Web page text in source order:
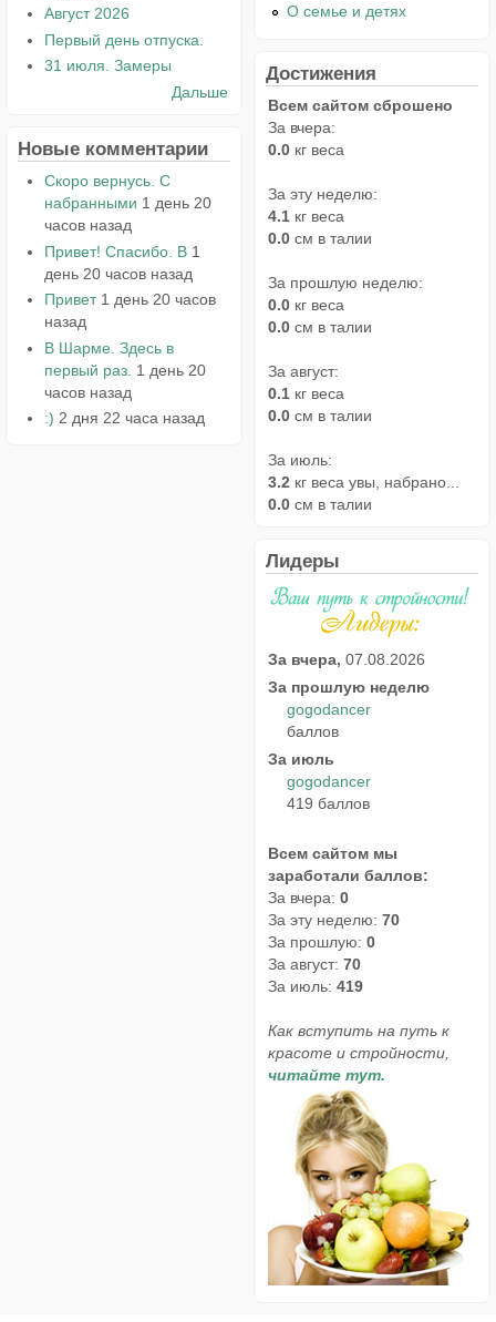
Август 2026
Первый день отпуска.
31 июля. Замеры
Дальше
Новые комментарии
Скоро вернусь. С
набранными 1 день 20
часов назад
Привет! Спасибо. В 1
день 20 часов назад
Привет 1 день 20 часов
назад
В Шарме. Здесь в
первый раз. 1 день 20
часов назад
:) 2 дня 22 часа назад
О семье и детях
Достижения
Всем сайтом сброшено
За вчера:
0.0 кг веса
За эту неделю:
4.1 кг веса
0.0 см в талии
За прошлую неделю:
0.0 кг веса
0.0 см в талии
За август:
0.1 кг веса
0.0 см в талии
За июль:
3.2 кг веса увы, набрано...
0.0 см в талии
Лидеры
За вчера, 07.08.2026
За прошлую неделю
gogodancer
баллов
За июль
gogodancer
419 баллов
Всем сайтом мы
заработали баллов:
За вчера: 0
За эту неделю: 70
За прошлую: 0
За август: 70
За июль: 419
Как вступить на путь к
красоте и стройности,
читайте тут.